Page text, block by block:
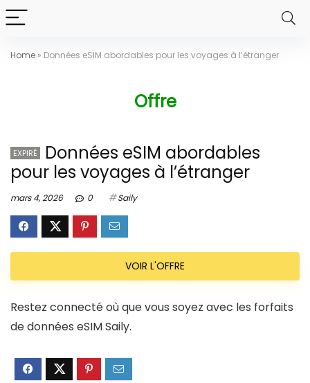
Home » Données eSIM abordables pour les voyages à l’étranger
Offre
EXPIRÉ
Données eSIM abordables
pour les voyages à l’étranger
mars 4, 2026 0 Saily
VOIR L'OFFRE
Restez connecté où que vous soyez avec les forfaits
de données eSIM Saily.